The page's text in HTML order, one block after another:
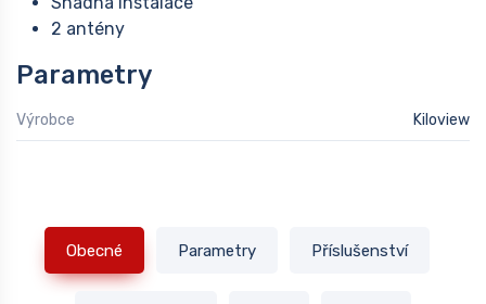
2 antény
Parametry
Výrobce Kiloview
Obecné Parametry Příslušenství